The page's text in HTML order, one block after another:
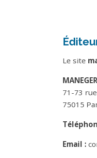
Le site
71-73
75015
Email :